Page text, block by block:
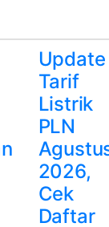
Update
Tarif
Listrik
PLN
2026,
Cek
Daftar